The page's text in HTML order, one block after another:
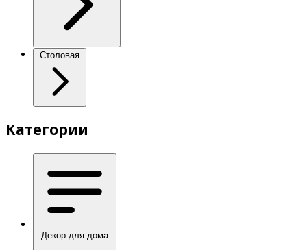
Столовая
Категории
Декор для дома